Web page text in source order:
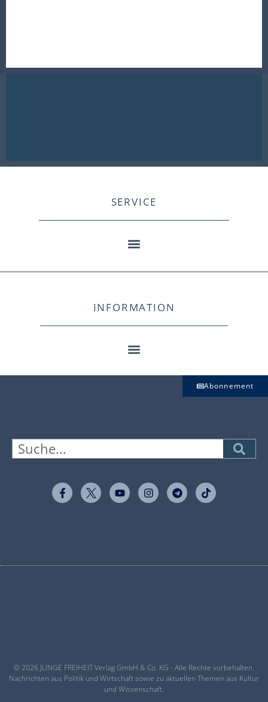
SERVICE
INFORMATION
Abonnement
© 2026 JUNGE FREIHEIT Verlag GmbH & Co. KG - Alle Rechte vorbehalten.
Nachrichten aus Politik und Wirtschaft sowie zu aktuellen Themen aus Kultur
und Wissenschaft.